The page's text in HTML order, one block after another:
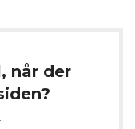
når der